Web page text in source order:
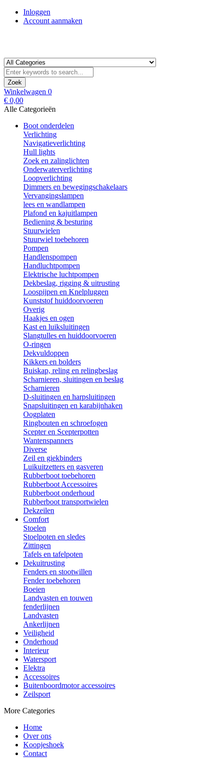
Inloggen
Account aanmaken
Zoek
Winkelwagen 0
€ 0,00
Alle Categorieën
Boot onderdelen
Verlichting
Navigatieverlichting
Hull lights
Zoek en zalinglichten
Onderwaterverlichting
Loopverlichting
Dimmers en bewegingschakelaars
Vervangingslampen
lees en wandlampen
Plafond en kajuitlampen
Bediening & besturing
Stuurwielen
Stuurwiel toebehoren
Pompen
Handlenspompen
Handluchtpompen
Elektrische luchtpompen
Dekbeslag, rigging & uitrusting
Loospijpen en Knelpluggen
Kunststof huiddoorvoeren
Overig
Haakjes en ogen
Kast en luiksluitingen
Slangtulles en huiddoorvoeren
O-ringen
Dekvuldoppen
Kikkers en bolders
Buiskap, reling en relingbeslag
Scharnieren, sluitingen en beslag
Scharnieren
D-sluitingen en harpsluitingen
Snapsluitingen en karabijnhaken
Oogplaten
Ringbouten en schroefogen
Scepter en Scepterpotten
Wantenspanners
Diverse
Zeil en giekbinders
Luikuitzetters en gasveren
Rubberboot toebehoren
Rubberboot Accessoires
Rubberboot onderhoud
Rubberboot transportwielen
Dekzeilen
Comfort
Stoelen
Stoelpoten en sledes
Zittingen
Tafels en tafelpoten
Dekuitrusting
Fenders en stootwillen
Fender toebehoren
Boeien
Landvasten en touwen
fenderlijnen
Landvasten
Ankerlijnen
Veiligheid
Onderhoud
Interieur
Watersport
Elektra
Accessoires
Buitenboordmotor accessoires
Zeilsport
More Categories
Home
Over ons
Koopjeshoek
Contact